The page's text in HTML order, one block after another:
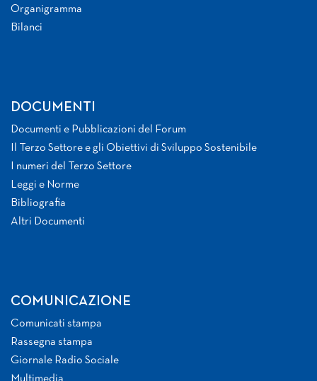
Organigramma
Bilanci
DOCUMENTI
Documenti e Pubblicazioni del Forum
Il Terzo Settore e gli Obiettivi di Sviluppo Sostenibile
I numeri del Terzo Settore
Leggi e Norme
Bibliografia
Altri Documenti
COMUNICAZIONE
Comunicati stampa
Rassegna stampa
Giornale Radio Sociale